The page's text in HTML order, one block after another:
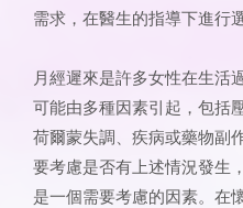
需求，在醫生的指導下進行選
月經遲來是許多女性在生活
可能由多種因素引起，包括
荷爾蒙失調、疾病或藥物副
要考慮是否有上述情況發生
是一個需要考慮的因素。在